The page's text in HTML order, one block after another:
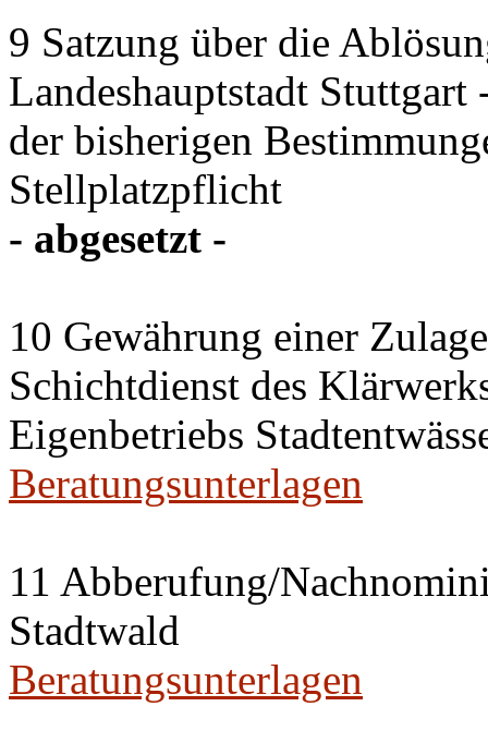
9 Satzung über die
Landeshauptstadt
der bisherigen
Stellplatzpflicht
- abgesetzt -
10 Gewährung einer
Schichtdienst des
Eigenbetriebs
Beratungsunterlagen
11 Abberufung/
Stadtwald
Beratungsunterlagen